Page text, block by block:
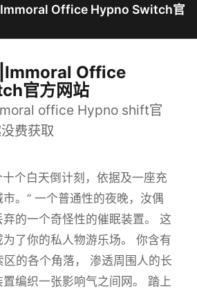
Office Hypno Switch官
Office
官方网站
office Hypno shift官
费获取
个白天倒计刻，依据及一座充
。” 一个普通性的夜晚，汝偶
的一个奇怪性的催眠装置。 这
了你的私人物游乐场。 你含有
区的各个角落， 渗透周围人的长
编织一张影响气之间网。 踏上